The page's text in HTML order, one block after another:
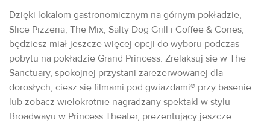
Dzięki lokalom gastronomicznym na górnym pokładzie,
Slice Pizzeria, The Mix, Salty Dog Grill i Coffee & Cones,
będziesz miał jeszcze więcej opcji do wyboru podczas
pobytu na pokładzie Grand Princess. Zrelaksuj się w The
Sanctuary, spokojnej przystani zarezerwowanej dla
dorosłych, ciesz się filmami pod gwiazdami® przy basenie
lub zobacz wielokrotnie nagradzany spektakl w stylu
Broadwayu w Princess Theater, prezentujący jeszcze